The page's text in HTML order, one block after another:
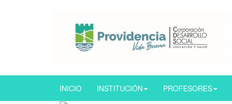
INICIO INSTITUCIÓN PROFESORES